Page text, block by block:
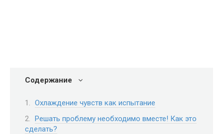
Содержание
Охлаждение чувств как испытание
Решать проблему необходимо вместе! Как это
сделать?